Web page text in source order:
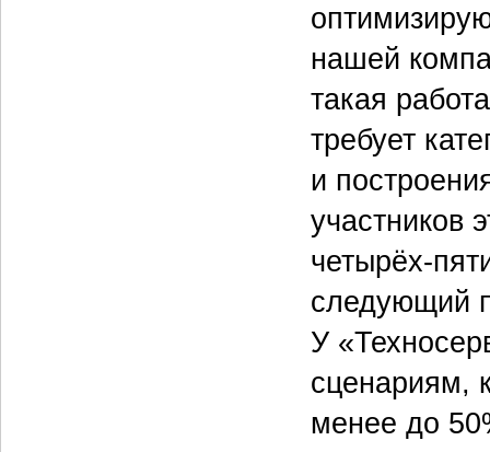
нашей
такая
требует
и
участников
четырёх-
следующий
У
сценариям,
менее до